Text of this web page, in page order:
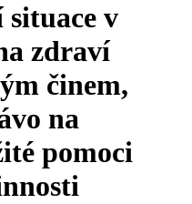
situace v
zdraví
činem,
na
pomoci